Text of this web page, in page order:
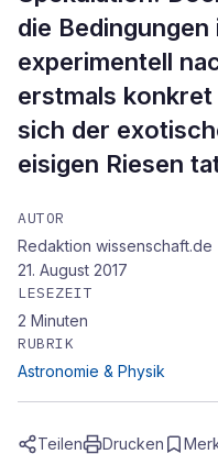
die
experimentell
erstmals
sich der
eisigen Riesen
AUTOR
Redaktion wissenschaft.de
21. August 2017
LESEZEIT
2 Minuten
RUBRIK
Astronomie & Physik
Teilen Drucken